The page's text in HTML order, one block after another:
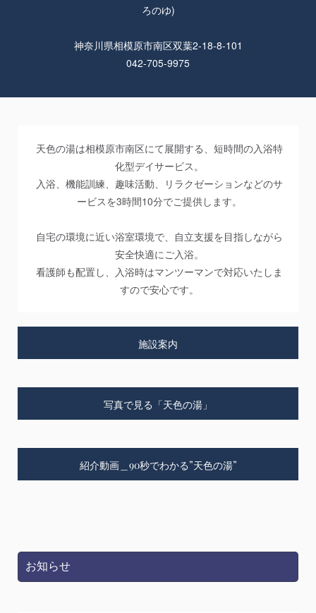
ろのゆ)
神奈川県相模原市南区双葉2-18-8-101
042-705-9975
天色の湯は相模原市南区にて展開する、短時間の入浴特
化型デイサービス。
入浴、機能訓練、趣味活動、リラクゼーションなどのサ
ービスを3時間10分でご提供します。
自宅の環境に近い浴室環境で、自立支援を目指しながら
安全快適にご入浴。
看護師も配置し、入浴時はマンツーマンで対応いたしま
すので安心です。
施設案内
写真で見る「天色の湯」
紹介動画＿90秒でわかる”天色の湯”